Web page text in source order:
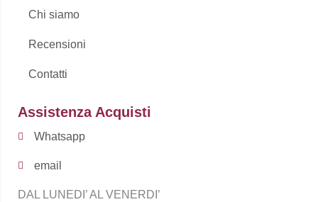
Chi siamo
Recensioni
Contatti
Assistenza Acquisti
Whatsapp
email
DAL LUNEDI’ AL VENERDI’